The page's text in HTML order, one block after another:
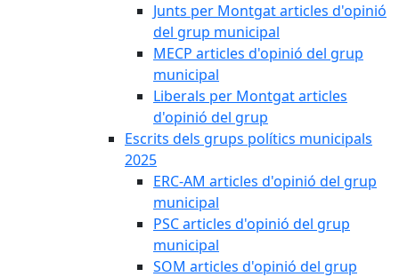
Junts per Montgat articles d'opinió
del grup municipal
MECP articles d'opinió del grup
municipal
Liberals per Montgat articles
d'opinió del grup
Escrits dels grups polítics municipals
2025
ERC-AM articles d'opinió del grup
municipal
PSC articles d'opinió del grup
municipal
SOM articles d'opinió del grup